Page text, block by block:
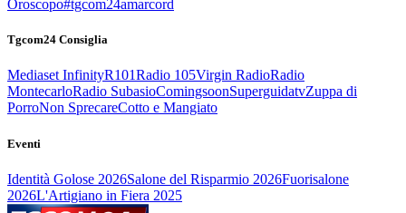
Oroscopo#tgcom24amarcord
Tgcom24 Consiglia
Mediaset InfinityR101Radio 105Virgin RadioRadio
MontecarloRadio SubasioComingsoonSuperguidatvZuppa di
PorroNon SprecareCotto e Mangiato
Eventi
Identità Golose 2026Salone del Risparmio 2026Fuorisalone
2026L'Artigiano in Fiera 2025